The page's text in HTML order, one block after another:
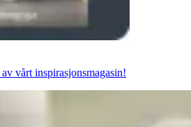
vårt inspirasjonsmagasin!